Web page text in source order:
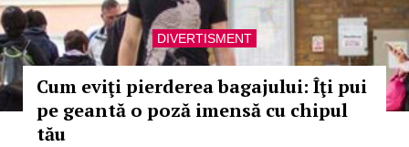
DIVERTISMENT
Cum eviţi pierderea bagajului: Îţi pui
pe geantă o poză imensă cu chipul
tău